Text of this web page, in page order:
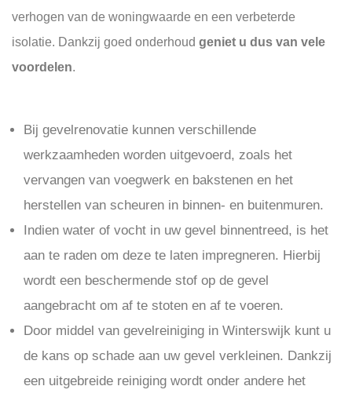
verhogen van de woningwaarde en een verbeterde
isolatie. Dankzij goed onderhoud geniet u dus van vele
voordelen.
Bij gevelrenovatie kunnen verschillende
werkzaamheden worden uitgevoerd, zoals het
vervangen van voegwerk en bakstenen en het
herstellen van scheuren in binnen- en buitenmuren.
Indien water of vocht in uw gevel binnentreed, is het
aan te raden om deze te laten impregneren. Hierbij
wordt een beschermende stof op de gevel
aangebracht om af te stoten en af te voeren.
Door middel van gevelreiniging in Winterswijk kunt u
de kans op schade aan uw gevel verkleinen. Dankzij
een uitgebreide reiniging wordt onder andere het